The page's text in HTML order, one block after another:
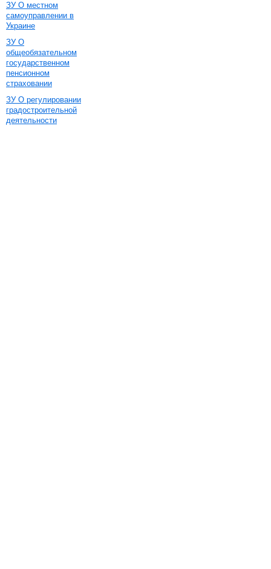
ЗУ О местном
самоуправлении в
Украине
ЗУ О
общеобязательном
государственном
пенсионном
страховании
ЗУ О регулировании
градостроительной
деятельности